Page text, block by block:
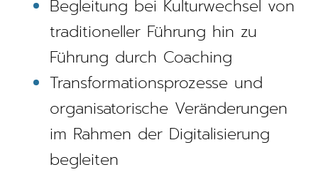
Begleitung bei Kulturwechsel von
traditioneller Führung hin zu
Führung durch Coaching
Transformationsprozesse und
organisatorische Veränderungen
im Rahmen der Digitalisierung
begleiten